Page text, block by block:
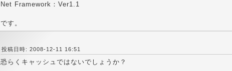
Net Framework：Ver1.1
です。
投稿日時: 2008-12-11 16:51
恐らくキャッシュではないでしょうか？